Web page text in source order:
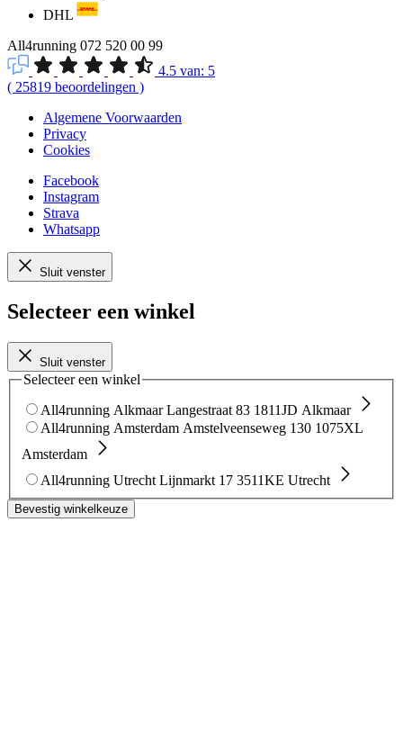
DHL
All4running 072 520 00 99
4.5 van: 5
( 25819 beoordelingen )
Algemene Voorwaarden
Privacy
Cookies
Facebook
Instagram
Strava
Whatsapp
Sluit venster
Selecteer een winkel
Sluit venster
Selecteer een winkel
All4running Alkmaar Langestraat 83 1811JD Alkmaar
All4running Amsterdam Amstelveenseweg 130 1075XL
Amsterdam
All4running Utrecht Lijnmarkt 17 3511KE Utrecht
Bevestig winkelkeuze